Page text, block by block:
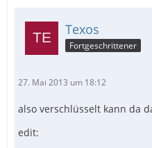
Texos
Fortgeschrittener
27. Mai 2013 um 18:12
also verschlüsselt kann da
edit: